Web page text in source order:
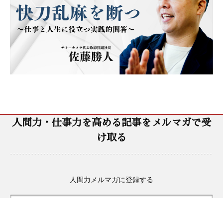
人間力・仕事力を高める記事をメルマガで受
け取る
人間力メルマガに登録する